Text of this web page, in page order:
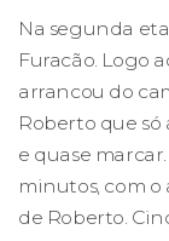
Na segunda
Furacão. Logo
arrancou do
Roberto que
e quase
minutos, com
de Roberto.